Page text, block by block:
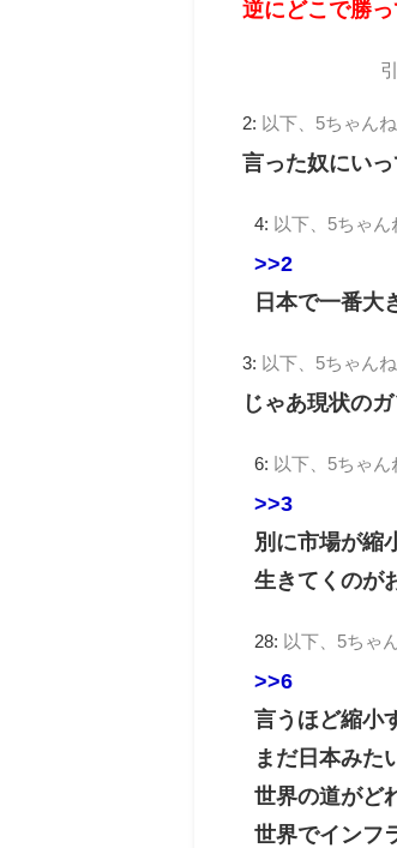
逆にどこで勝っ
2: 以下、5ちゃん
言った奴にいっ
4: 以下、5ちゃ
>>2
日本で一番大
3: 以下、5ちゃん
じゃあ現状の
6: 以下、5ちゃ
>>3
別に市場が縮
生きてくのが
28: 以下、5ちゃ
>>6
言うほど縮小
まだ日本みた
世界の道がど
世界でインフ